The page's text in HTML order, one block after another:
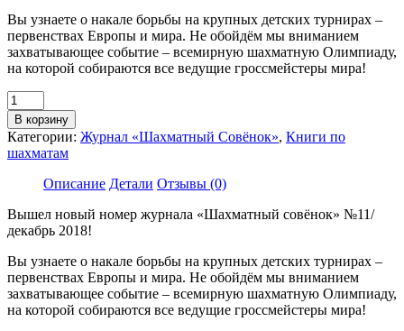
Вы узнаете о накале борьбы на крупных детских турнирах –
первенствах Европы и мира. Не обойдём мы вниманием
захватывающее событие – всемирную шахматную Олимпиаду,
на которой собираются все ведущие гроссмейстеры мира!
Количество
товара
Журнал
«Шахматный
Совёнок».
Выпуск
В корзину
Категории: Журнал «Шахматный Совёнок», Книги по
шахматам
Описание Детали Отзывы (0)
Вышел новый номер журнала «Шахматный совёнок» №11/
декабрь 2018!
Вы узнаете о накале борьбы на крупных детских турнирах –
первенствах Европы и мира. Не обойдём мы вниманием
захватывающее событие – всемирную шахматную Олимпиаду,
на которой собираются все ведущие гроссмейстеры мира!